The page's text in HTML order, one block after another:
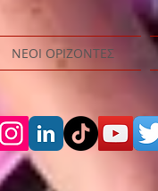
ΝΕΟΙ ΟΡΙΖΟΝΤΕΣ